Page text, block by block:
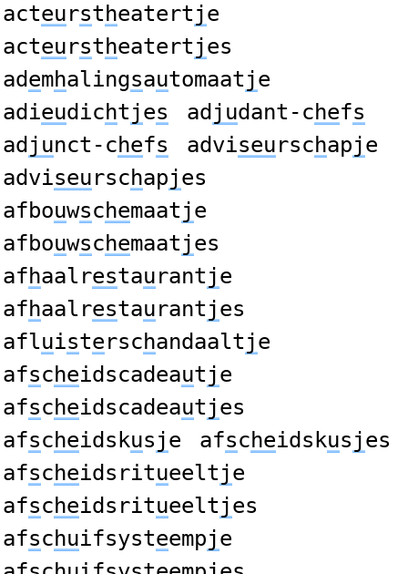
acteurstheatertje
acteurstheatertjes
ademhalingsautomaatje
adieudichtjes ad judant-chefs
ad junct-chefs adviseurschapje
adviseurschapjes
afbouwschemaatje
afbouwschemaatjes
afhaalrestaurantje
afhaalrestaurantjes
afluisterschandaaltje
afscheidscadeautje
afscheidscadeautjes
afscheidskusje afscheidskusjes
afscheidsritueeltje
afscheidsritueeltjes
afschuifsysteempje